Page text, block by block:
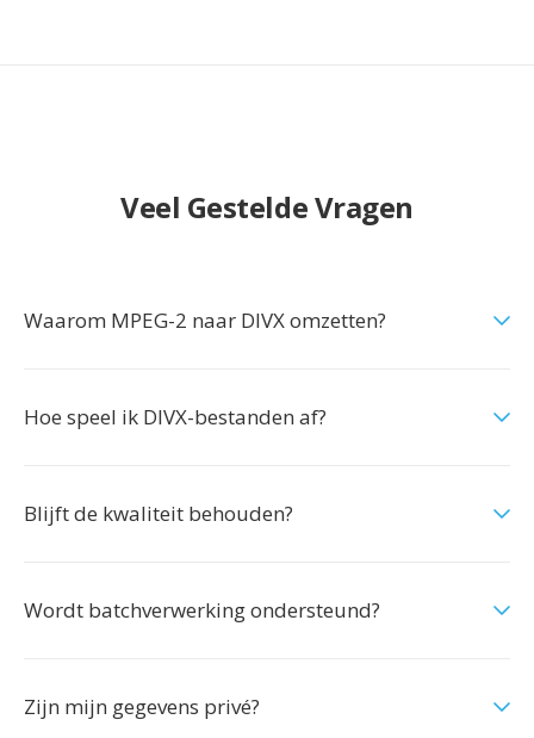
Veel Gestelde Vragen
Waarom MPEG-2 naar DIVX omzetten?
Hoe speel ik DIVX-bestanden af?
Blijft de kwaliteit behouden?
Wordt batchverwerking ondersteund?
Zijn mijn gegevens privé?